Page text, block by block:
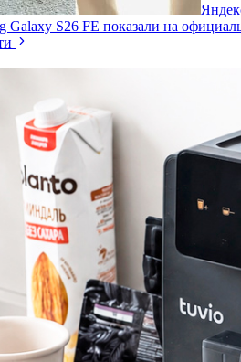
Galaxy S26 FE показали на